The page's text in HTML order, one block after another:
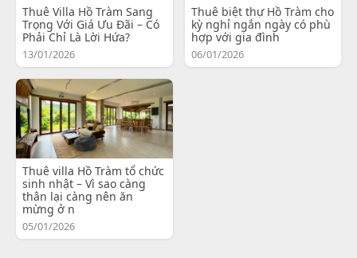
Thuê Villa Hồ Tràm Sang
Trọng Với Giá Ưu Đãi – Có
Phải Chỉ Là Lời Hứa?
13/01/2026
Thuê biệt thự Hồ Tràm cho
kỳ nghỉ ngắn ngày có phù
hợp với gia đình
06/01/2026
Thuê villa Hồ Tràm tổ chức
sinh nhật – Vì sao càng
thân lại càng nên ăn
mừng ở n
05/01/2026